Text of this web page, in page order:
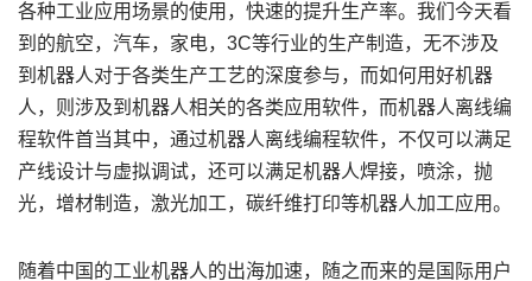
各种工业应用场景的使用，快速的提升生产率。我们今天看
到的航空，汽车，家电，3C等行业的生产制造，无不涉及
到机器人对于各类生产工艺的深度参与，而如何用好机器
人，则涉及到机器人相关的各类应用软件，而机器人离线编
程软件首当其中，通过机器人离线编程软件，不仅可以满足
产线设计与虚拟调试，还可以满足机器人焊接，喷涂，抛
光，增材制造，激光加工，碳纤维打印等机器人加工应用。
随着中国的工业机器人的出海加速，随之而来的是国际用户